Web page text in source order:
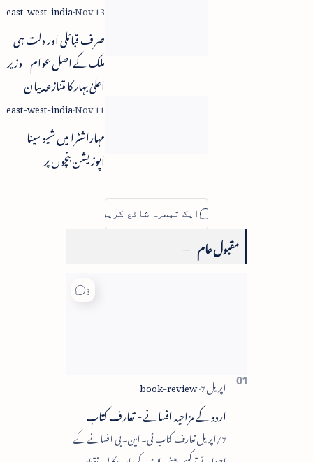
صرف قبائلی اور دلت ہی
ملک کے اصل عوام - وزیر
اعلیٰ بہار کا متنازعہ بیان
مہاراشٹرا میں شیو سینا
اپوزیشن بنچوں پر
مقبول عام
اردو کے مزاحیہ افسانے - تعارف کتاب
7/اپریل تعارف کتاب ٹی۔این۔بی افسانے کے